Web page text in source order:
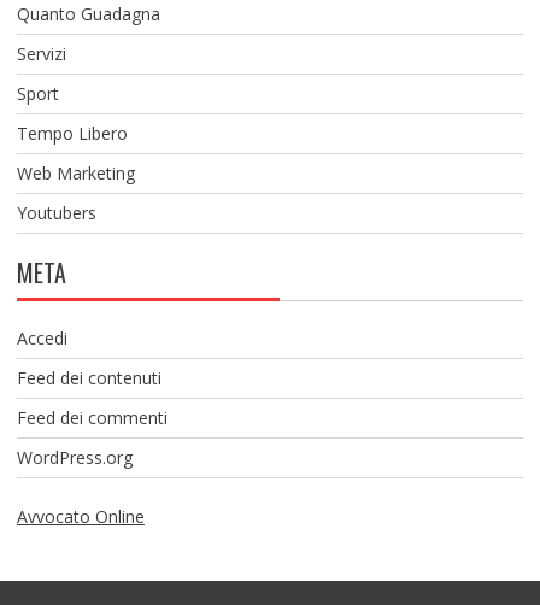
Quanto Guadagna
Servizi
Sport
Tempo Libero
Web Marketing
Youtubers
META
Accedi
Feed dei contenuti
Feed dei commenti
WordPress.org
Avvocato Online